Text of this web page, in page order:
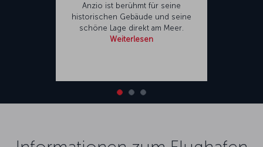
Anzio ist berühmt für seine
historischen Gebäude und seine
schöne Lage direkt am Meer.
Weiterlesen